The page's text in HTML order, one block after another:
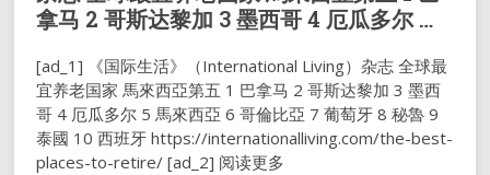
拿马 2 哥斯达黎加 3 墨西哥 4 厄瓜多尔 …
[ad_1] 《国际生活》（International Living）杂志 全球最
宜养老国家 馬來西亞第五 1 巴拿马 2 哥斯达黎加 3 墨西
哥 4 厄瓜多尔 5 馬來西亞 6 哥倫比亞 7 葡萄牙 8 秘魯 9
泰國 10 西班牙 https://internationalliving.com/the-best-
places-to-retire/ [ad_2] 阅读更多